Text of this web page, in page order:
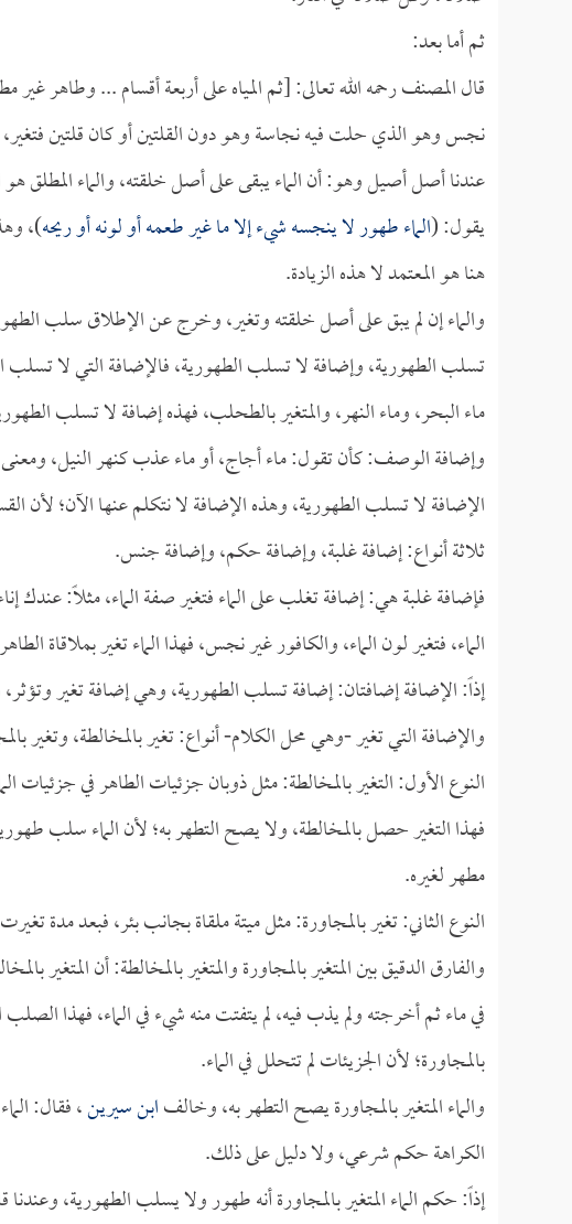
ثم أما بعد:
قال المصنف رحمه الله تعالى: [ثم المياه على أربعة أقسام ... وطاهر غير
نجس وهو الذي حلت فيه نجاسة وهو دون القلتين أو كان قلتين
عندنا أصل أصيل وهو: أن الماء يبقى على أصل خلقته، والماء المطلق
يقول: (الماء طهور لا ينجسه شيء إلا ما غير طعمه أو لونه أو ريحه)،
هنا هو المعتمد لا هذه الزيادة.
والماء إن لم يبق على أصل خلقته وتغير، وخرج عن الإطلاق سلب
تسلب الطهورية، وإضافة لا تسلب الطهورية، فالإضافة التي لا
ماء البحر، وماء النهر، والمتغير بالطحلب، فهذه إضافة لا تسلب
وإضافة الوصف: كأن تقول: ماء أجاج، أو ماء عذب كنهر النيل،
الإضافة لا تسلب الطهورية، وهذه الإضافة لا نتكلم عنها الآن؛
ثلاثة أنواع: إضافة غلبة، وإضافة حكم، وإضافة جنس.
فإضافة غلبة هي: إضافة تغلب على الماء فتغير صفة الماء، مثلاً: عندك
الماء، فتغير لون الماء، والكافور غير نجس، فهذا الماء تغير بملاقاة
إذاً: الإضافة إضافتان: إضافة تسلب الطهورية، وهي إضافة تغير وتؤثر،
والإضافة التي تغير -وهي محل الكلام- أنواع: تغير بالمخالطة، وتغير
النوع الأول: التغير بالمخالطة: مثل ذوبان جزئيات الطاهر في
فهذا التغير حصل بالمخالطة، ولا يصح التطهر به؛ لأن الماء سلب
مطهر لغيره.
النوع الثاني: تغير بالمجاورة: مثل ميتة ملقاة بجانب بئر، فبعد مدة
والفارق الدقيق بين المتغير بالمجاورة والمتغير بالمخالطة: أن
في ماء ثم أخرجته ولم يذب فيه، لم يتفتت منه شيء في الماء، فهذا
بالمجاورة؛ لأن الجزيئات لم تتحلل في الماء.
والماء المتغير بالمجاورة يصح التطهر به، وخالفابن سيرين، فقال:
الكراهة حكم شرعي، ولا دليل على ذلك.
إذاً: حكم الماء المتغير بالمجاورة أنه طهور ولا يسلب الطهورية،